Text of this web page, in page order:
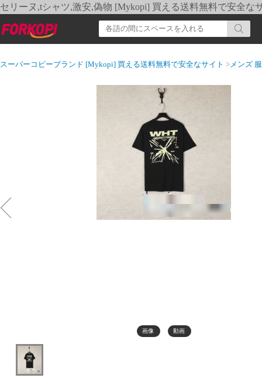
セリーヌ,tシャツ,激安,偽物 [Mykopi] 買える送料無料で安全な
スーパーコピーブランド [Mykopi] 買える送料無料で安全なサイト >メンズ 服
画像 動画